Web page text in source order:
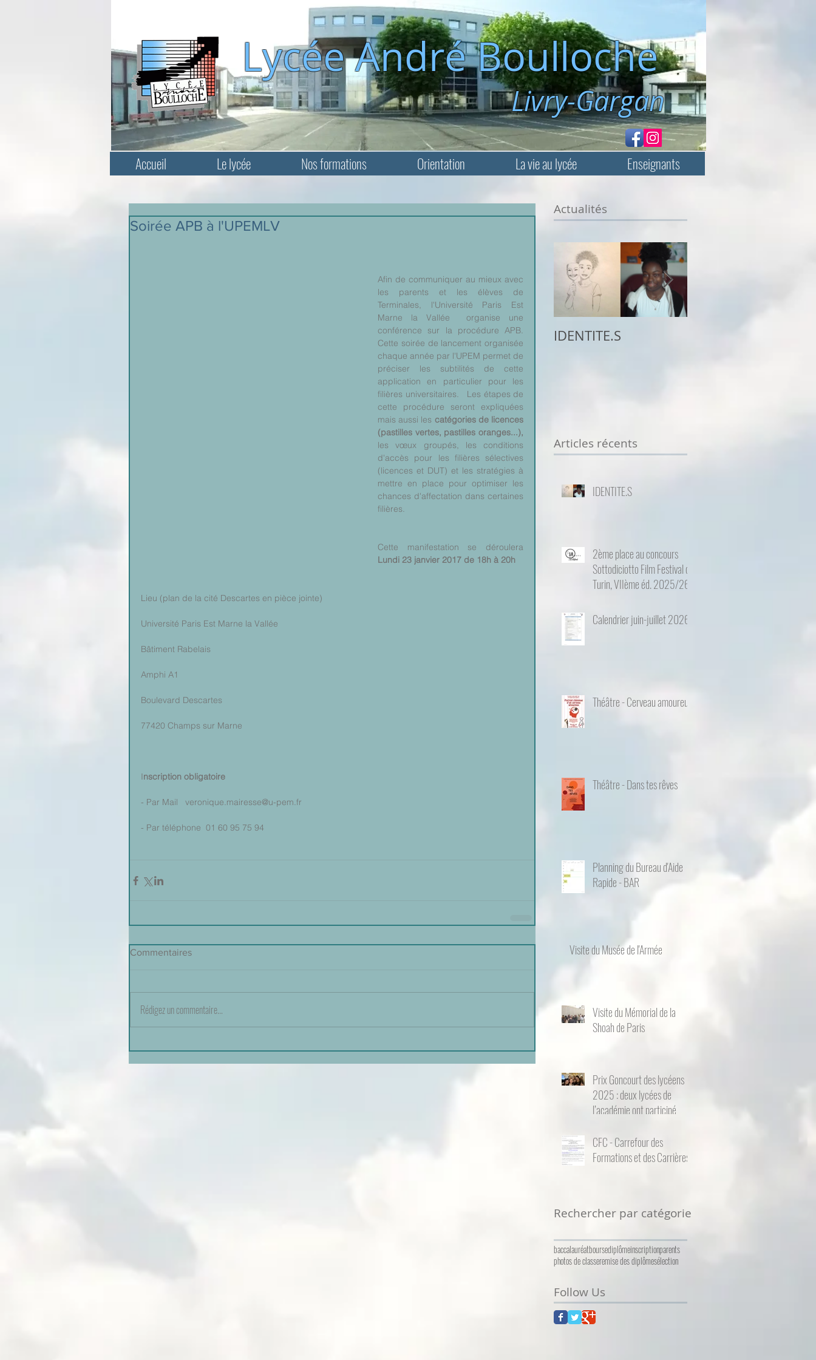
Lycée André Boulloche
Livry-Gargan
Accueil Le lycée Nos formations Orientation La vie au lycée Enseignants
Soirée APB à l'UPEMLV
Afin de communiquer au mieux avec
les parents et les élèves de
Terminales, l'Université Paris Est
Marne la Vallée  organise une
conférence sur la procédure APB.
Cette soirée de lancement organisée
chaque année par l'UPEM permet de
préciser les subtilités de cette
application en particulier pour les
filières universitaires.   Les étapes de
cette procédure seront expliquées
mais aussi les catégories de licences
(pastilles vertes, pastilles oranges...),
les vœux groupés, les conditions
d'accès pour les filières sélectives
(licences et DUT) et les stratégies à
mettre en place pour optimiser les
chances d'affectation dans certaines
filières.
Lundi 23 janvier 2017 de 18h à 20h
Lieu (plan de la cité Descartes en pièce jointe)
Université Paris Est Marne la Vallée
Bâtiment Rabelais
Amphi A1
Boulevard Descartes
77420 Champs sur Marne
Inscription obligatoire
- Par Mail   veronique.mairesse@u-pem.fr
- Par téléphone  01 60 95 75 94
Commentaires
Rédigez un commentaire...
Actualités
IDENTITE.S
Articles récents
IDENTITE.S
2ème place au concours
Sottodiciotto Film Festival de
Turin, VIIème éd. 2025/26
Calendrier juin-juillet 2026
Théâtre - Cerveau amoureux
Théâtre - Dans tes rêves
Planning du Bureau d'Aide
Rapide - BAR
Visite du Musée de l'Armée
Visite du Mémorial de la
Shoah de Paris
Prix Goncourt des lycéens
2025 : deux lycées de
l’académie ont participé
CFC - Carrefour des
Formations et des Carrières
Rechercher par catégorie
baccalauréatboursediplômeinscriptionparents
photos de classeremise des diplômesélection
Follow Us